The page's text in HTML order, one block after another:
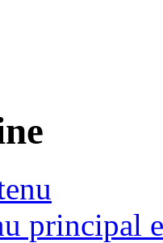
principal